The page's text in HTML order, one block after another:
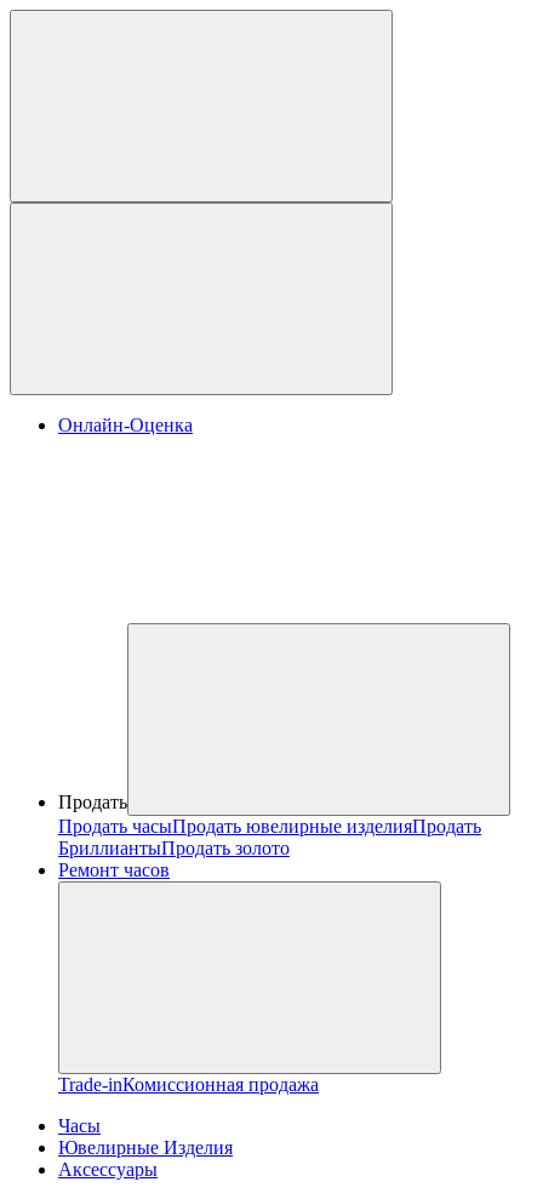
Онлайн-Оценка
Продать
Продать часыПродать ювелирные изделияПродать
БриллиантыПродать золото
Ремонт часов
Trade-inКомиссионная продажа
Часы
Ювелирные Изделия
Аксессуары